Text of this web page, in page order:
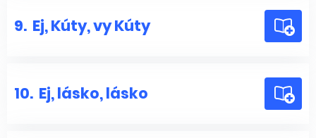
9. Ej, Kúty, vy Kúty
10. Ej, lásko, lásko